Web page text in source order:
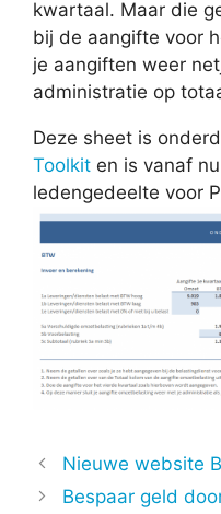
kwartaal. Maar die
bij de aangifte voor
je aangiften weer
administratie op
Deze sheet is
Toolkit en is vanaf
ledengedeelte voor
Nieuwe website
Bespaar geld